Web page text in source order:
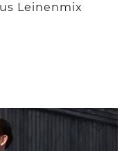
Leinenmix